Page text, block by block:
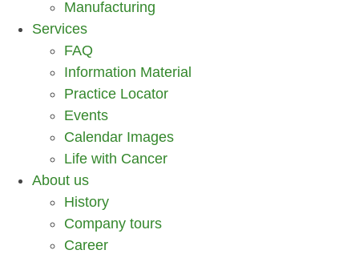
Manufacturing
Services
FAQ
Information Material
Practice Locator
Events
Calendar Images
Life with Cancer
About us
History
Company tours
Career